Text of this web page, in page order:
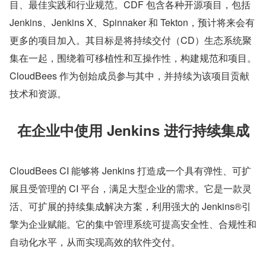
目、最佳实践和行业规范。CDF 包含各种开源项目，包括
Jenkins、Jenkins X、Spinnaker 和 Tekton，预计将来会有
更多的项目加入。其目标是将持续交付（CD）生态系统聚
集在一起，围绕着可移植性和互操作性，构建规范和项目。
CloudBees 作为创始成员参与其中，并持续为该项目贡献
技术和资源。
在企业中使用 Jenkins 进行持续集成
CloudBees CI 能够将 Jenkins 打造成一个具有弹性、可扩
展且受管理的 CI 平台，满足大型企业的需求。它是一款灵
活、可扩展的持续集成解决方案，利用强大的 Jenkins®引
擎为企业赋能。它的集中管理系统可提高安全性、合规性和
自动化水平，从而实现高效的软件交付。